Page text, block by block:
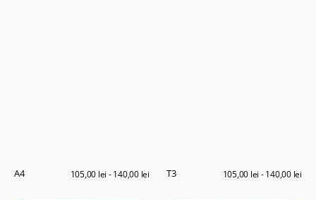
A4
Preț
105,00 lei - 140,00 lei T3
Preț
105,00 lei - 140,00 lei